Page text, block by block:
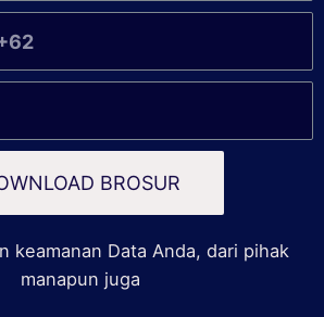
BROSUR
keamanan Data Anda, dari pihak
manapun juga